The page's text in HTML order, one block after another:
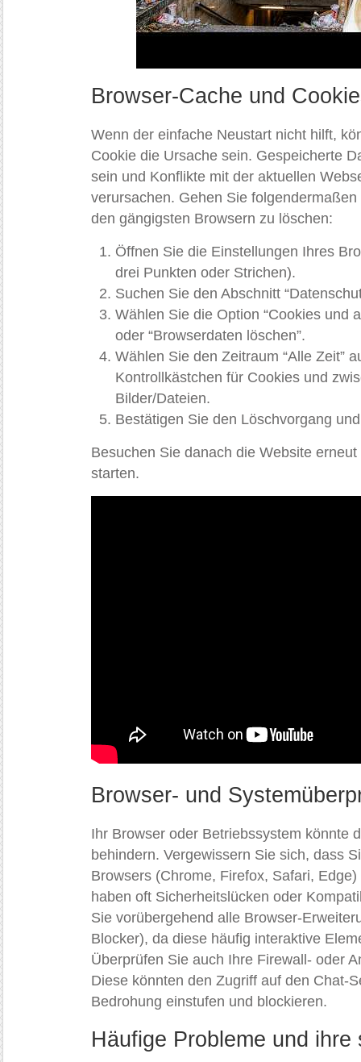
Browser-Cache und
Wenn der einfache Neustart nicht hilft,
Cookie die Ursache sein. Gespeicherte
sein und Konflikte mit der aktuellen
verursachen. Gehen Sie
den gängigsten Browsern zu löschen:
Öffnen Sie die Einstellungen Ihres
drei Punkten oder Strichen).
Suchen Sie den Abschnitt
Wählen Sie die Option “Cookies und
oder “Browserdaten löschen”.
Wählen Sie den Zeitraum “Alle Zeit”
Kontrollkästchen für Cookies und
Bilder/Dateien.
Bestätigen Sie den Löschvorgang
Besuchen Sie danach die Website
starten.
Browser- und
Ihr Browser oder Betriebssystem könnte
behindern. Vergewissern Sie sich, dass
Browsers (Chrome, Firefox, Safari,
haben oft Sicherheitslücken oder
Sie vorübergehend alle Browser-
Blocker), da diese häufig interaktive
Überprüfen Sie auch Ihre Firewall- oder
Diese könnten den Zugriff auf den Chat-
Bedrohung einstufen und blockieren.
Häufige Probleme und ihre